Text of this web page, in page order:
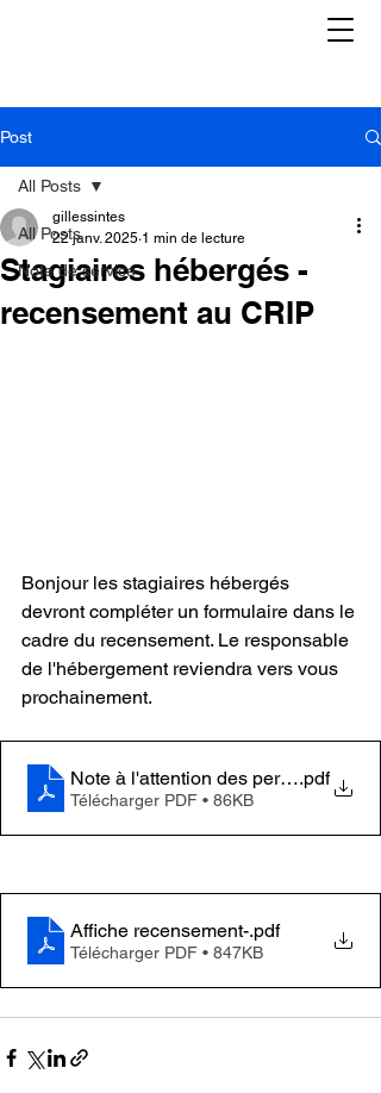
Post
All Posts
Note de service
All Posts
Stagiaires hébergés -
recensement au CRIP
gillessintes
22 janv. 2025 1 min de lecture
Bonjour les stagiaires hébergés
devront compléter un formulaire dans le
cadre du recensement. Le responsable
de l'hébergement reviendra vers vous
prochainement.
Note à l'attention des personnes
.pdf
Télécharger PDF • 86KB
Affiche recensement-.pdf
Télécharger PDF • 847KB